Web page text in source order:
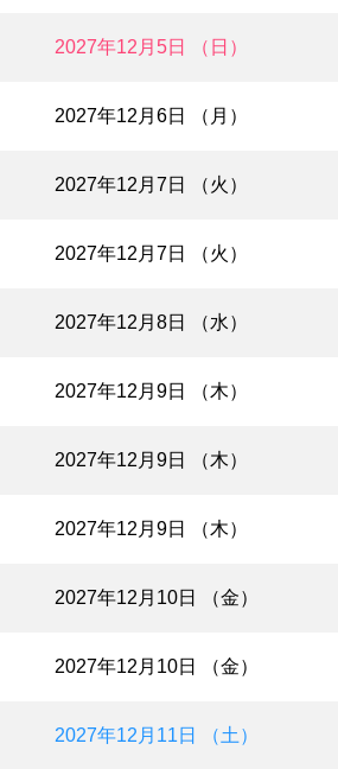
2027年12月5日 （日）
2027年12月6日 （月）
2027年12月7日 （火）
2027年12月7日 （火）
2027年12月8日 （水）
2027年12月9日 （木）
2027年12月9日 （木）
2027年12月9日 （木）
2027年12月10日 （金）
2027年12月10日 （金）
2027年12月11日 （土）